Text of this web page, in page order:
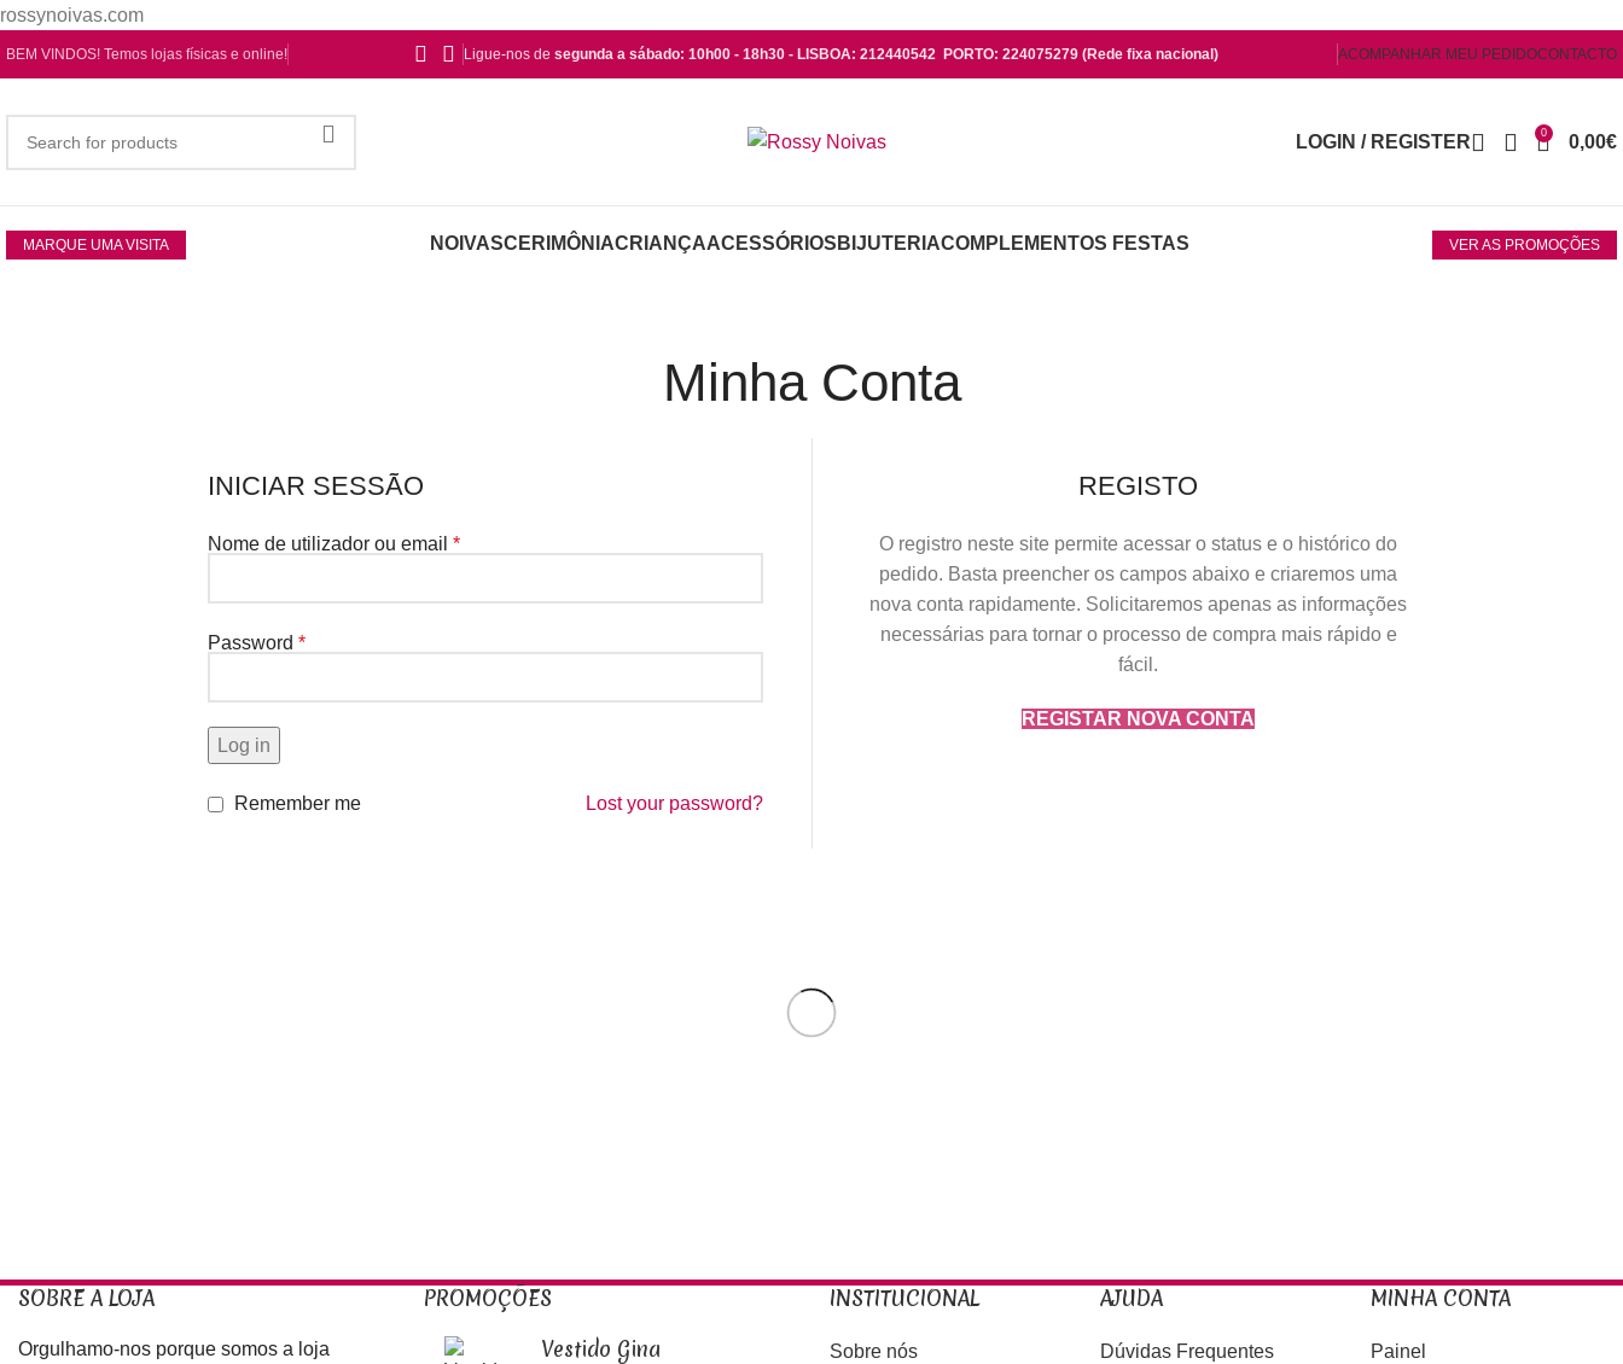
rossynoivas.com
BEM VINDOS! Temos lojas físicas e online! Ligue-nos de segunda a sábado: 10h00 - 18h30 - LISBOA: 212440542 PORTO: 224075279 (Rede fixa nacional) ACOMPANHAR MEU PEDIDOCONTACTO
LOGIN / REGISTER 0 0,00€
MARQUE UMA VISITA NOIVASCERIMÔNIACRIANÇAACESSÓRIOS BIJUTERIACOMPLEMENTOS FESTAS VER AS PROMOÇÕES
Minha Conta
INICIAR SESSÃO
Nome de utilizador ou email *
Password *
Log in
Lost your password?
Remember me
REGISTO
O registro neste site permite acessar o status e o histórico do
pedido. Basta preencher os campos abaixo e criaremos uma
nova conta rapidamente. Solicitaremos apenas as informações
necessárias para tornar o processo de compra mais rápido e
fácil.
REGISTAR NOVA CONTA
SOBRE A LOJA
Orgulhamo-nos porque somos a loja
PROMOÇÕES
Vestido Gina
INSTITUCIONAL
Sobre nós
AJUDA
Dúvidas Frequentes
MINHA CONTA
Painel